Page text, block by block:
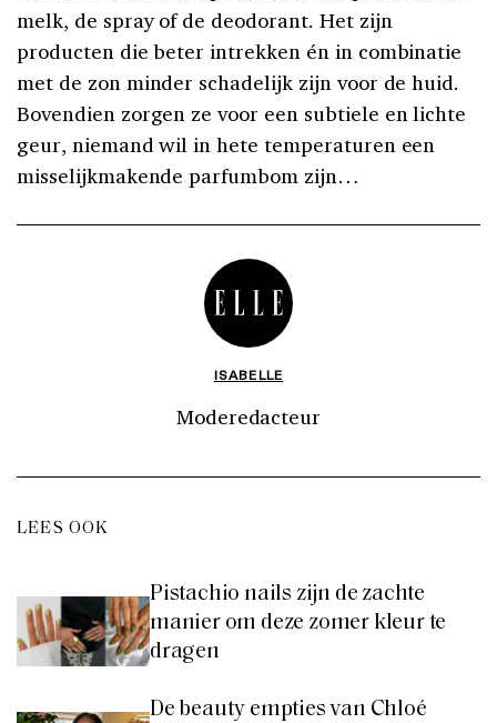
melk, de spray of de deodorant. Het zijn
producten die beter intrekken én in combinatie
met de zon minder schadelijk zijn voor de huid.
Bovendien zorgen ze voor een subtiele en lichte
geur, niemand wil in hete temperaturen een
misselijkmakende parfumbom zijn…
ISABELLE
Moderedacteur
LEES OOK
Pistachio nails zijn de zachte
manier om deze zomer kleur te
dragen
De beauty empties van Chloé